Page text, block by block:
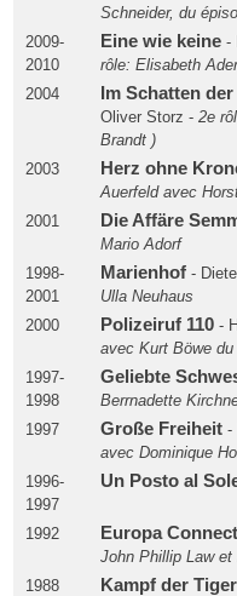
Schneider, du
2009-
2010
Eine wie keine -
rôle: Elisabeth
2004
Im Schatten
Oliver Storz - 2e
Brandt )
2003
Herz ohne
Auerfeld avec
2001
Die Affäre
Mario Adorf
1998-
2001
Marienhof-
Ulla Neuhaus
2000
Polizeiruf 110 -
avec Kurt Böwe
1997-
1998
Geliebte
Berrnadette
1997
Große Freiheit -
avec Dominique
1996-
1997
Un Posto al
1992 Europa
John Phillip Law
1988
Kampf der Tiger